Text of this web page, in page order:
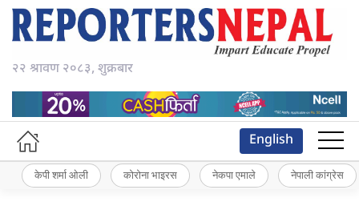
२२ श्रावण २०८३, शुक्रबार
English
केपी शर्मा ओली कोरोना भाइरस नेकपा एमाले नेपाली कांग्रेस